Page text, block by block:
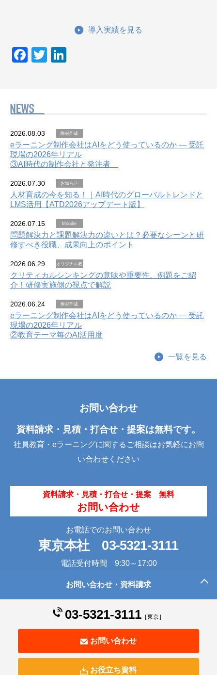
導入実績を見る
F
e
b
o
o
k
T
dI
n
2026.08.03 教材作成
eラーニング制作会社はAIをどう使っているのか — 受託
現場の2026年リアル
③AI時代の制作会社と発注者
2026.07.30 お知らせ
人材育成の今を知る！｜AI時代のグローバルトレンドと
LMS活用【ATD2026アップデート版】
2026.07.15 Moodle
問題解決力と課題解決力の違いとは？必要なシーンと研
修すべき役職、成果向上のポイント
2026.06.29
オリジナル教
材
クリティカルシンキングの意味や重要性、例題をご紹
介！研修実施側の視点で解説
2026.06.24 教材作成
eラーニング制作会社はAIをどう使っているのか — 受託
現場の2026年リアル
②教育テーマ毎のAI活用度
一覧を見る
お問い合わせ・資料請求
03-5321-3111［東京］
お問い合わせ
お役立ち資料
お問い合わせ
資料請求・見積・打合せ・提案は無料です。
社員教育・eラーニングに関するご相談はお気軽にお問
い合わせください
資料請求・見積・打合せ・提案 無料
お問い合わせ
お電話でのお問い合わせ
東京本社 03-5321-3111
電話受付時間 9:30～17:00
このページの先頭へ